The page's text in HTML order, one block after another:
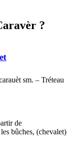
?
sm. – Tréteau
de
bûches, (chevalet)